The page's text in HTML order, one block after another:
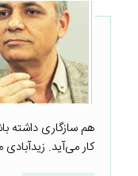
هم سازگاری داشته
کار می‌آید.